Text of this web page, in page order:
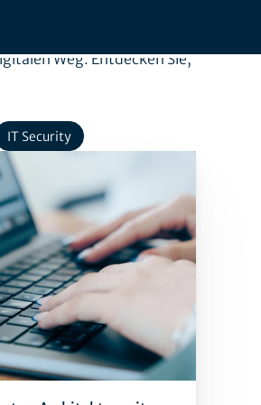
Weg. Entdecken Sie,
IT Security